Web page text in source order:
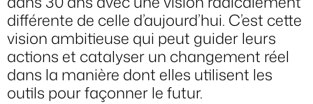
différente de celle d’aujourd’hui. C’est cette
vision ambitieuse qui peut guider leurs
actions et catalyser un changement réel
dans la manière dont elles utilisent les
outils pour façonner le futur.